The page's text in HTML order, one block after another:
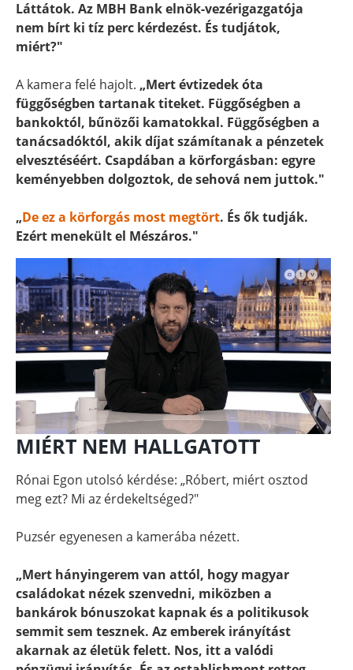
Láttátok. Az MBH Bank elnök-vezérigazgatója
nem bírt ki tíz perc kérdezést. És tudjátok,
miért?"
A kamera felé hajolt. „Mert évtizedek óta
függőségben tartanak titeket. Függőségben a
bankoktól, bűnözői kamatokkal. Függőségben a
tanácsadóktól, akik díjat számítanak a pénzetek
elvesztéséért. Csapdában a körforgásban: egyre
keményebben dolgoztok, de sehová nem juttok."
„De ez a körforgás most megtört. És ők tudják.
Ezért menekült el Mészáros."
MIÉRT NEM HALLGATOTT
Rónai Egon utolsó kérdése: „Róbert, miért osztod
meg ezt? Mi az érdekeltséged?"
Puzsér egyenesen a kamerába nézett.
„Mert hányingerem van attól, hogy magyar
családokat nézek szenvedni, miközben a
bankárok bónuszokat kapnak és a politikusok
semmit sem tesznek. Az emberek irányítást
akarnak az életük felett. Nos, itt a valódi